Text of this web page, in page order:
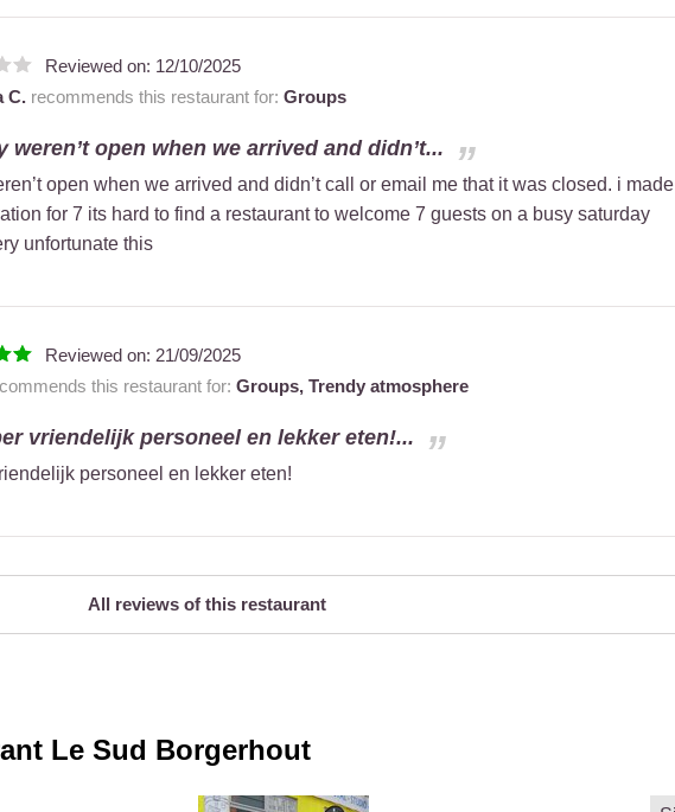
Reviewed on: 12/10/2025
C.recommends this restaurant for: Groups
weren’t open when we arrived and didn’t...
open when we arrived and didn’t call or email me that it was closed. i made
for 7 its hard to find a restaurant to welcome 7 guests on a busy saturday
unfortunate this
Reviewed on: 21/09/2025
this restaurant for: Groups, Trendy atmosphere
vriendelijk personeel en lekker eten!...
personeel en lekker eten!
All reviews of this restaurant
Le Sud Borgerhout